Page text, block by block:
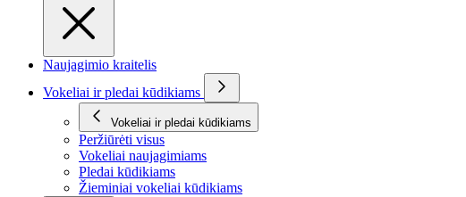
Naujagimio kraitelis
Vokeliai ir pledai kūdikiams
Vokeliai ir pledai kūdikiams
Peržiūrėti visus
Vokeliai naujagimiams
Pledai kūdikiams
Žieminiai vokeliai kūdikiams